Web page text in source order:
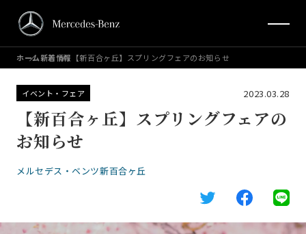
ホーム新着情報 【新百合ヶ丘】スプリングフェアのお知らせ
イベント・フェア 2023.03.28
【新百合ヶ丘】スプリングフェアの
お知らせ
メルセデス・ベンツ新百合ヶ丘